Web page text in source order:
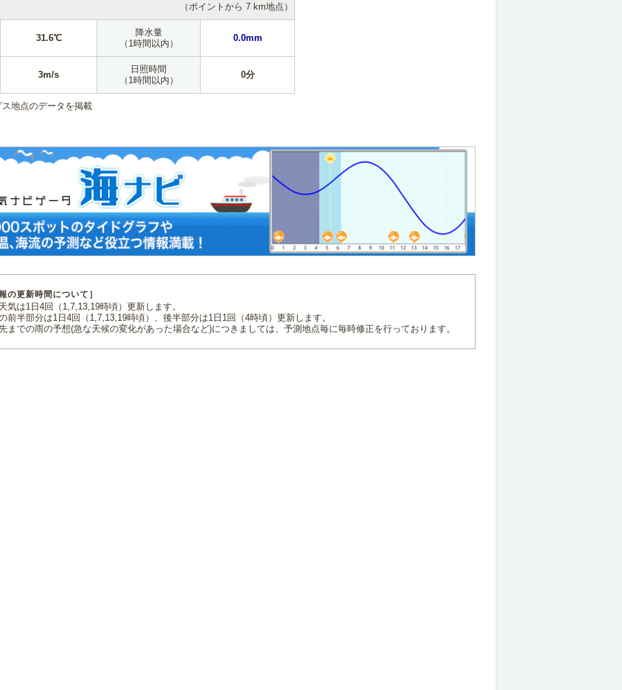
（ポイントから 7 km地点）
31.6℃
降水量
（1時間以内）
0.0mm
3m/s
日照時間
（1時間以内）
0分
地点のデータを掲載
の更新時間について］
気は1日4回（1,7,13,19時頃）更新します。
前半部分は1日4回（1,7,13,19時頃）、後半部分は1日1回（4時頃）更新します。
までの雨の予想(急な天候の変化があった場合など)につきましては、予測地点毎に毎時修正を行っております。